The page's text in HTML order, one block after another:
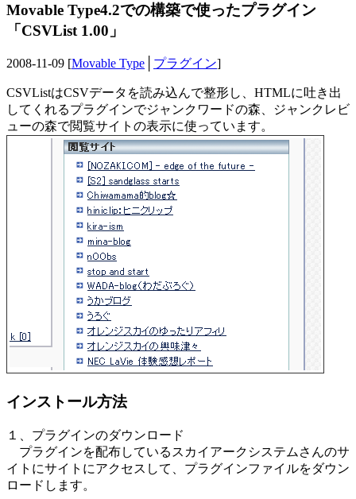
Movable Type4.2での構築で使ったプラグイン
「CSVList 1.00」
2008-11-09 [Movable Type プラグイン]
CSVListはCSVデータを読み込んで整形し、HTMLに吐き出
してくれるプラグインでジャンクワードの森、ジャンクレビ
ューの森で閲覧サイトの表示に使っています。
インストール方法
１、プラグインのダウンロード
プラグインを配布しているスカイアークシステムさんのサ
イトにサイトにアクセスして、プラグインファイルをダウン
ロードします。